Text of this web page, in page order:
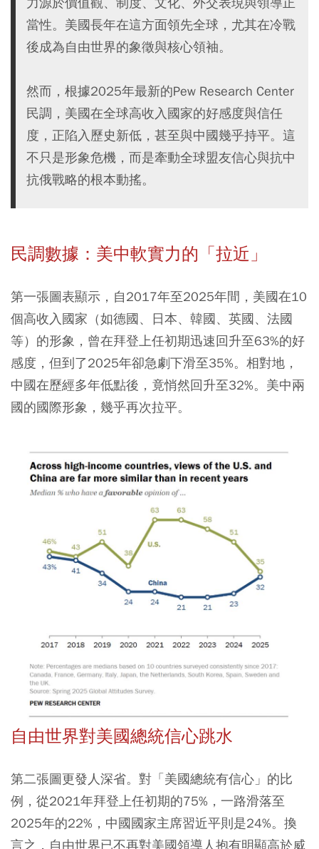
當性。美國長年在這方面領先全球，尤其在冷戰
後成為自由世界的象徵與核心領袖。
然而，根據2025年最新的Pew Research Center
民調，美國在全球高收入國家的好感度與信任
度，正陷入歷史新低，甚至與中國幾乎持平。這
不只是形象危機，而是牽動全球盟友信心與抗中
抗俄戰略的根本動搖。
民調數據：美中軟實力的「拉近」
第一張圖表顯示，自2017年至2025年間，美國在10
個高收入國家（如德國、日本、韓國、英國、法國
等）的形象，曾在拜登上任初期迅速回升至63%的好
感度，但到了2025年卻急劇下滑至35%。相對地，
中國在歷經多年低點後，竟悄然回升至32%。美中兩
國的國際形象，幾乎再次拉平。
自由世界對美國總統信心跳水
第二張圖更發人深省。對「美國總統有信心」的比
例，從2021年拜登上任初期的75%，一路滑落至
2025年的22%，中國國家主席習近平則是24%。換
言之，自由世界已不再對美國領導人抱有明顯高於威